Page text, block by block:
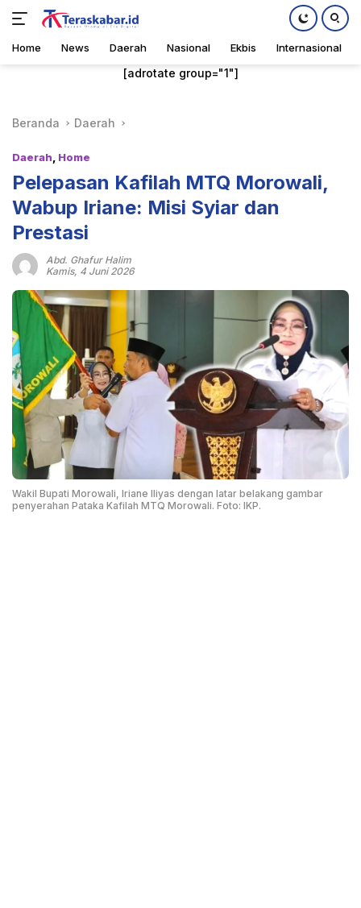
Home News Daerah Nasional Ekbis Internasional
[adrotate group="1"]
Beranda Daerah
Daerah Home
Pelepasan Kafilah MTQ Morowali,
Wabup Iriane: Misi Syiar dan
Prestasi
Abd. Ghafur Halim
Kamis, 4 Juni 2026
Wakil Bupati Morowali, Iriane Iliyas dengan latar belakang gambar
penyerahan Pataka Kafilah MTQ Morowali. Foto: IKP.